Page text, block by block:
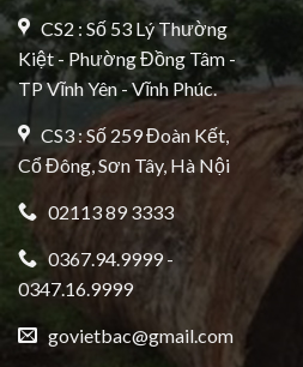
CS2 : Số 53 Lý Thường
Kiệt - Phường Đồng Tâm -
TP Vĩnh Yên - Vĩnh Phúc.
CS3 : Số 259 Đoàn Kết,
Cổ Đông, Sơn Tây, Hà Nội
02113 89 3333
0367.94.9999 -
0347.16.9999
govietbac@gmail.com